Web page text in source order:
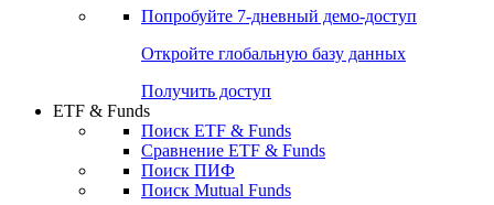
Получить доступ
Поиск кредитов
Попробуйте7-дневный
Откройте глобальную базу данных
Получить доступ
ETF & Funds